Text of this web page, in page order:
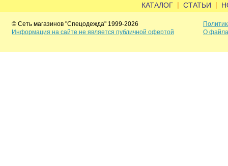
КАТАЛОГ | СТАТЬИ |
© Сеть магазинов "Спецодежда" 1999-2026
Информация на сайте не является публичной офертой
О